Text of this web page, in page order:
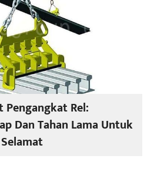
Rel:
Dan Tahan Lama Untuk